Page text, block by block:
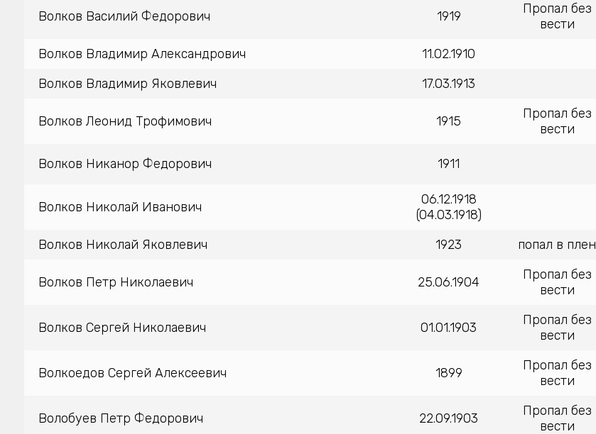
Волков Василий Федорович 1919
Пропал без
вести
Волков Владимир Александрович 11.02.1910
Волков Владимир Яковлевич
17.03.1913
Волков Леонид Трофимович 1915
Пропал без
вести
Волков Никанор Федорович 1911
Волков Николай Иванович
06.12.1918
(04.03.1918)
Волков Николай Яковлевич 1923 попал в плен
Волков Петр Николаевич 25.06.1904
Пропал без
вести
Волков Сергей Николаевич 01.01.1903
Пропал без
вести
Волкоедов Сергей Алексеевич 1899
Пропал без
вести
Волобуев Петр Федорович 22.09.1903
Пропал без
вести